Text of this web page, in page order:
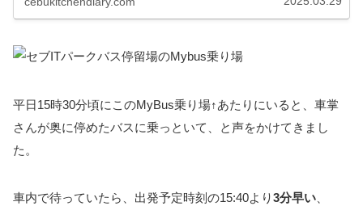
ーや、TOPS行き定額バスについても紹介したいと思います。
平日15時30分頃にこのMyBus乗り場↑あたりにいると、車掌
さんが奥に停めたバスに乗っといて、と声をかけてきまし
た。
車内で待っていたら、出発予定時刻の15:40より3分早い